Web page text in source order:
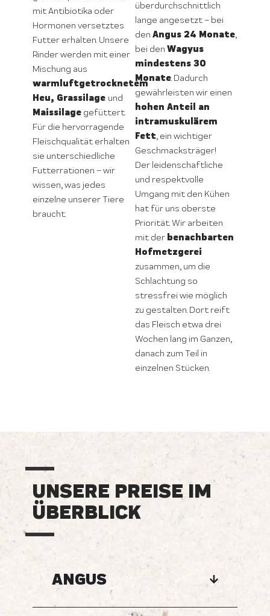
mit Antibiotika oder
Hormonen versetztes
Futter erhalten. Unsere
Rinder werden mit einer
Mischung aus
warmluftgetrocknetem
Heu, Grassilage und
Maissilagegefüttert.
Für die hervorragende
Fleischqualität erhalten
sie unterschiedliche
Futterrationen – wir
wissen, was jedes
einzelne unserer Tiere
braucht.
überdurchschnittlich
lange angesetzt – bei
den Angus 24 Monate,
bei den Wagyus
mindestens 30
Monate. Dadurch
gewährleisten wir einen
hohen Anteil an
intramuskulärem
Fett, ein wichtiger
Geschmacksträger!
Der leidenschaftliche
und respektvolle
Umgang mit den Kühen
hat für uns oberste
Priorität. Wir arbeiten
mit der benachbarten
Hofmetzgerei
zusammen, um die
Schlachtung so
stressfrei wie möglich
zu gestalten. Dort reift
das Fleisch etwa drei
Wochen lang im Ganzen,
danach zum Teil in
einzelnen Stücken.
UNSERE PREISE IM
ÜBERBLICK
ANGUS